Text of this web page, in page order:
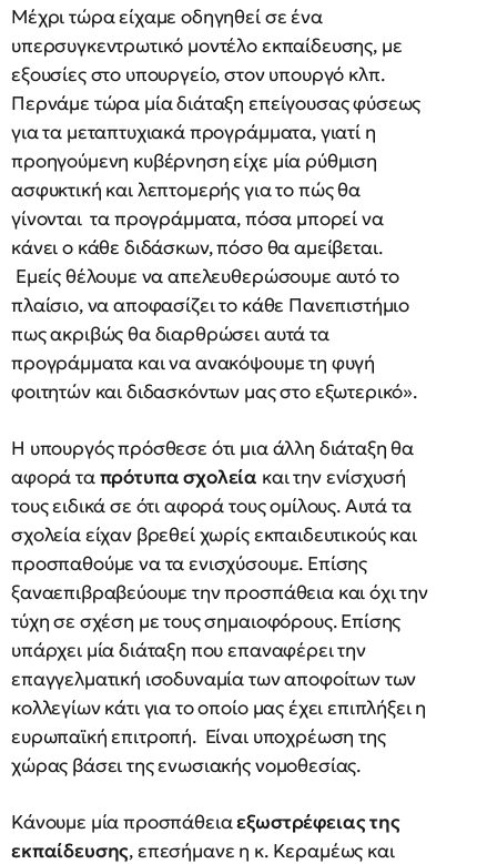
Μέχρι τώρα είχαμε οδηγηθεί σε ένα
υπερσυγκεντρωτικό μοντέλο εκπαίδευσης, με
εξουσίες στο υπουργείο, στον υπουργό κλπ.
Περνάμε τώρα μία διάταξη επείγουσας φύσεως
για τα μεταπτυχιακά προγράμματα, γιατί η
προηγούμενη κυβέρνηση είχε μία ρύθμιση
ασφυκτική και λεπτομερής για το πώς θα
γίνονται τα προγράμματα, πόσα μπορεί να
κάνει ο κάθε διδάσκων, πόσο θα αμείβεται.
Εμείς θέλουμε να απελευθερώσουμε αυτό το
πλαίσιο, να αποφασίζει το κάθε Πανεπιστήμιο
πως ακριβώς θα διαρθρώσει αυτά τα
προγράμματα και να ανακόψουμε τη φυγή
φοιτητών και διδασκόντων μας στο εξωτερικό».
Η υπουργός πρόσθεσε ότι μια άλλη διάταξη θα
αφορά ταπρότυπα σχολεία και την ενίσχυσή
τους ειδικά σε ότι αφορά τους ομίλους. Αυτά τα
σχολεία είχαν βρεθεί χωρίς εκπαιδευτικούς και
προσπαθούμε να τα ενισχύσουμε. Επίσης
ξαναεπιβραβεύουμε την προσπάθεια και όχι την
τύχη σε σχέση με τους σημαιοφόρους. Επίσης
υπάρχει μία διάταξη που επαναφέρει την
επαγγελματική ισοδυναμία των αποφοίτων των
κολλεγίων κάτι για το οποίο μας έχει επιπλήξει η
ευρωπαϊκή επιτροπή. Είναι υποχρέωση της
χώρας βάσει της ενωσιακής νομοθεσίας.
Κάνουμε μία προσπάθειαεξωστρέφειας της
εκπαίδευσης, επεσήμανε η κ. Κεραμέως και